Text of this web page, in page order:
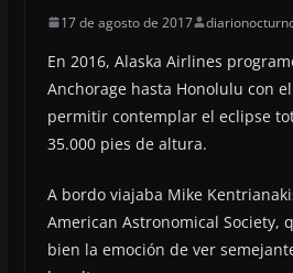
17 de agosto de 2017
En 2016, Alaska Airlines
Anchorage hasta Honolulu con
permitir contemplar el eclipse
35.000 pies de altura.
A bordo viajaba Mike
American Astronomical Society,
bien la emoción de ver